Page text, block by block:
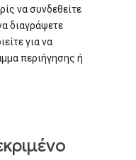
να συνδεθείτε
διαγράψετε
για να
περιήγησης ή